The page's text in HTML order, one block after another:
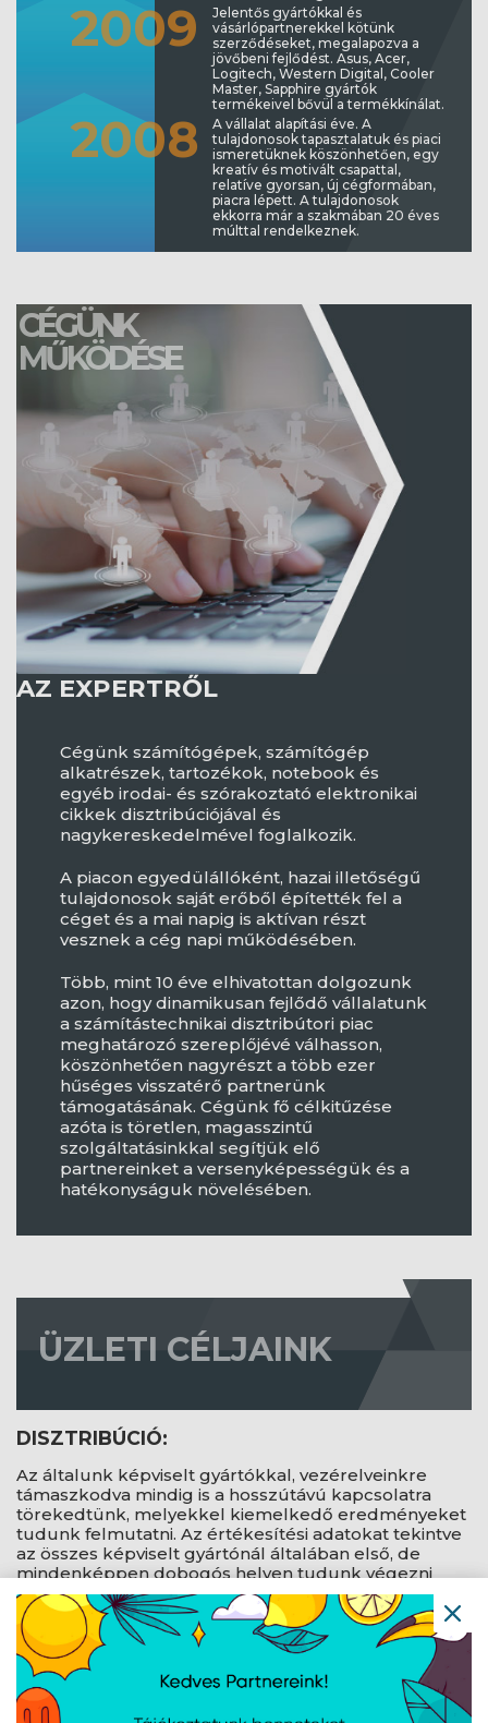
2009
Jelentős gyártókkal és
vásárlópartnerekkel kötünk
szerződéseket, megalapozva a
jövőbeni fejlődést. Asus, Acer,
Logitech, Western Digital, Cooler
Master, Sapphire gyártók
termékeivel bővül a termékkínálat.
2008
A vállalat alapítási éve. A
tulajdonosok tapasztalatuk és piaci
ismeretüknek köszönhetően, egy
kreatív és motivált csapattal,
relatíve gyorsan, új cégformában,
piacra lépett. A tulajdonosok
ekkorra már a szakmában 20 éves
múlttal rendelkeznek.
CÉGÜNK
MŰKÖDÉSE
AZ EXPERTRŐL
Cégünk számítógépek, számítógép
alkatrészek, tartozékok, notebook és
egyéb irodai- és szórakoztató elektronikai
cikkek disztribúciójával és
nagykereskedelmével foglalkozik.
A piacon egyedülállóként, hazai illetőségű
tulajdonosok saját erőből építették fel a
céget és a mai napig is aktívan részt
vesznek a cég napi működésében.
Több, mint 10 éve elhivatottan dolgozunk
azon, hogy dinamikusan fejlődő vállalatunk
a számítástechnikai disztribútori piac
meghatározó szereplőjévé válhasson,
köszönhetően nagyrészt a több ezer
hűséges visszatérő partnerünk
támogatásának. Cégünk fő célkitűzése
azóta is töretlen, magasszintű
szolgáltatásinkkal segítjük elő
partnereinket a versenyképességük és a
hatékonyságuk növelésében.
ÜZLETI CÉLJAINK
DISZTRIBÚCIÓ:
Az általunk képviselt gyártókkal, vezérelveinkre
támaszkodva mindig is a hosszútávú kapcsolatra
törekedtünk, melyekkel kiemelkedő eredményeket
tudunk felmutatni. Az értékesítési adatokat tekintve
az összes képviselt gyártónál általában első, de
mindenképpen dobogós helyen tudunk végezni
országos és akár régiós szinten is köszönhetően
annak, hogy piacra lépésünket, üzleti
kapcsolatainkat nagyon körültekintően
kezdeményezzük. A gyártóval kialakított
kapcsolattal és a termékeire összpontosítva rövid
határidőn belül is kiváló értékesítési eredményeket
érünk el.